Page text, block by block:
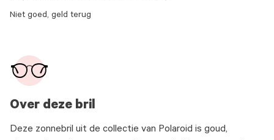
Over deze bril
Deze zonnebril uit de collectie van Polaroid is goud,
Niet goed, geld terug